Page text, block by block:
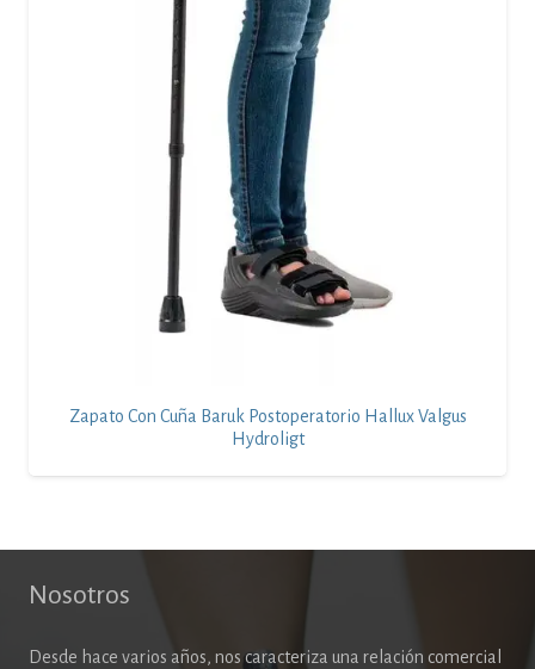
Zapato Con Cuña Baruk Postoperatorio Hallux Valgus
Hydroligt
Nosotros
Desde hace varios años, nos caracteriza una relación comercial